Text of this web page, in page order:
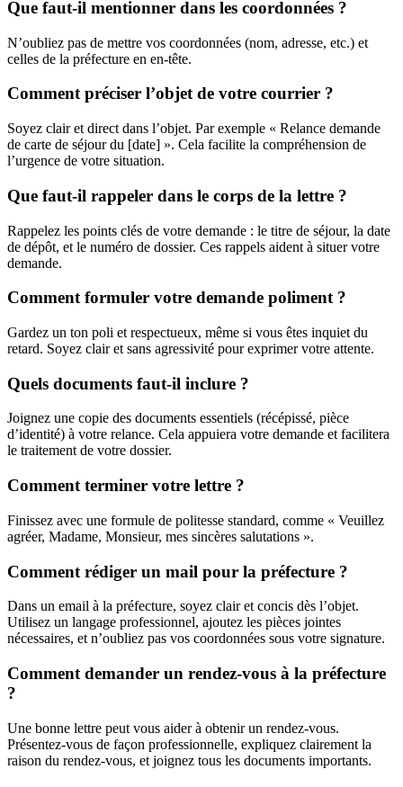
Que faut-il mentionner dans les coordonnées ?
N’oubliez pas de mettre vos coordonnées (nom, adresse, etc.) et
celles de la préfecture en en-tête.
Comment préciser l’objet de votre courrier ?
Soyez clair et direct dans l’objet. Par exemple « Relance demande
de carte de séjour du [date] ». Cela facilite la compréhension de
l’urgence de votre situation.
Que faut-il rappeler dans le corps de la lettre ?
Rappelez les points clés de votre demande : le titre de séjour, la date
de dépôt, et le numéro de dossier. Ces rappels aident à situer votre
demande.
Comment formuler votre demande poliment ?
Gardez un ton poli et respectueux, même si vous êtes inquiet du
retard. Soyez clair et sans agressivité pour exprimer votre attente.
Quels documents faut-il inclure ?
Joignez une copie des documents essentiels (récépissé, pièce
d’identité) à votre relance. Cela appuiera votre demande et facilitera
le traitement de votre dossier.
Comment terminer votre lettre ?
Finissez avec une formule de politesse standard, comme « Veuillez
agréer, Madame, Monsieur, mes sincères salutations ».
Comment rédiger un mail pour la préfecture ?
Dans un email à la préfecture, soyez clair et concis dès l’objet.
Utilisez un langage professionnel, ajoutez les pièces jointes
nécessaires, et n’oubliez pas vos coordonnées sous votre signature.
Comment demander un rendez-vous à la préfecture
?
Une bonne lettre peut vous aider à obtenir un rendez-vous.
Présentez-vous de façon professionnelle, expliquez clairement la
raison du rendez-vous, et joignez tous les documents importants.